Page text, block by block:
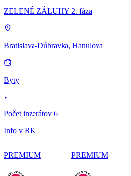
ZELENÉ ZÁLUHY 2. fáza
Bratislava-Dúbravka, Hanulova
Byty
Počet inzerátov 6
Info v RK
PREMIUM PREMIUM